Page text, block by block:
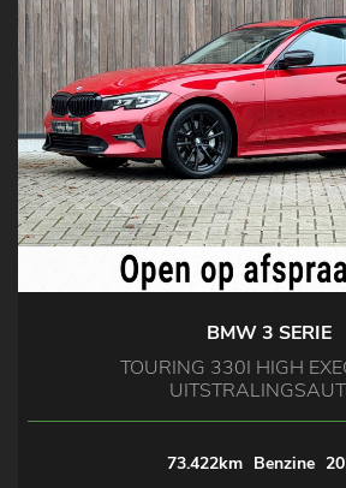
BMW 3 SERIE
TOURING 330I HIGH
73.422km Benzine